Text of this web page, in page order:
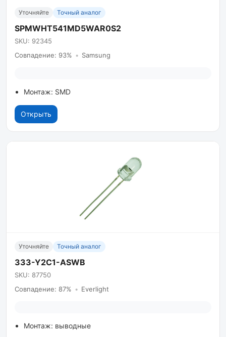
Уточняйте Точный аналог
SPMWHT541MD5WAR0S2
SKU: 92345
Совпадение: 93% • Samsung
Монтаж: SMD
Открыть
Уточняйте Точный аналог
333-Y2C1-ASWB
SKU: 87750
Совпадение: 87% • Everlight
Монтаж: выводные